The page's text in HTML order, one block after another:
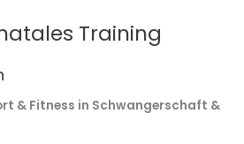
Training
& Fitness in Schwangerschaft &